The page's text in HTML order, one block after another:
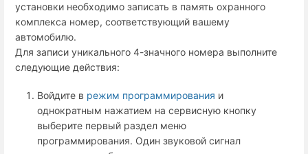
установки необходимо записать в память охранного
комплекса номер, соответствующий вашему
автомобилю.
Для записи уникального 4-значного номера выполните
следующие действия:
Войдите в режим программирования и
однократным нажатием на сервисную кнопку
выберите первый раздел меню
программирования. Один звуковой сигнал